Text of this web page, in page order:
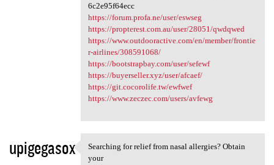
6c2e95f64ecc
https://forum.profa.ne/user/eswseg
https://propterest.com.au/user/28051/qwdqwed
https://www.outdooractive.com/en/member/frontie
r-airlines/308591068/
https://bootstrapbay.com/user/sefewf
https://buyerseller.xyz/user/afcaef/
https://git.cocorolife.tw/ewfwef
https://www.zeczec.com/users/avfewg
upigegasox Searching for relief from
Searching for relief from nasal allergies? Obtain
your